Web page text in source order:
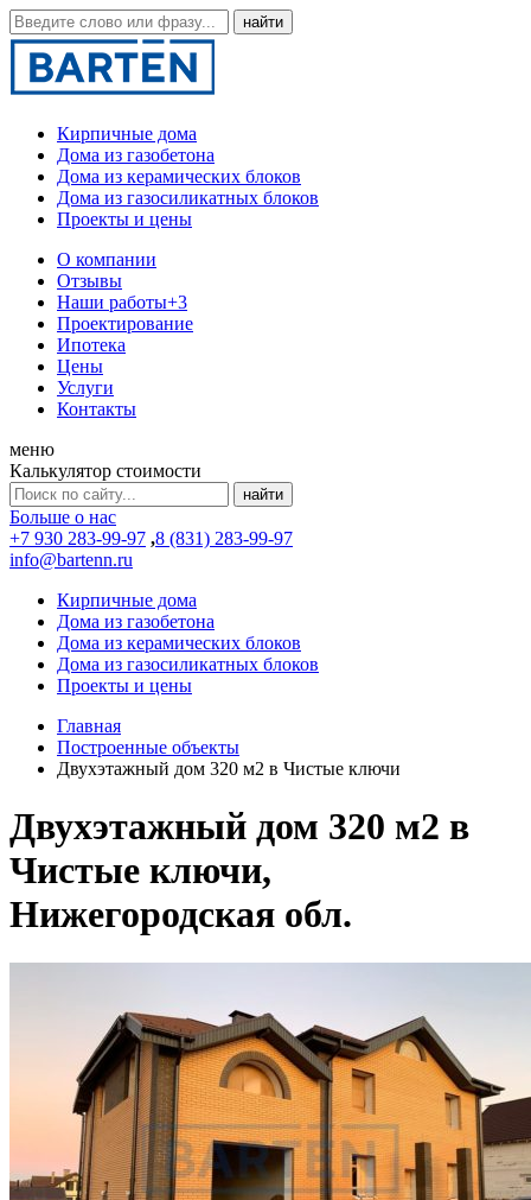
Кирпичные дома
Дома из газобетона
Дома из керамических блоков
Дома из газосиликатных блоков
Проекты и цены
О компании
Отзывы
Наши работы+3
Проектирование
Ипотека
Цены
Услуги
Контакты
меню
Калькулятор стоимости
Больше о нас
+7 930 283-99-97 ,8 (831) 283-99-97
info@bartenn.ru
Кирпичные дома
Дома из газобетона
Дома из керамических блоков
Дома из газосиликатных блоков
Проекты и цены
Главная
Построенные объекты
Двухэтажный дом 320 м2 в Чистые ключи
Двухэтажный дом 320 м2 в
Чистые ключи,
Нижегородская обл.